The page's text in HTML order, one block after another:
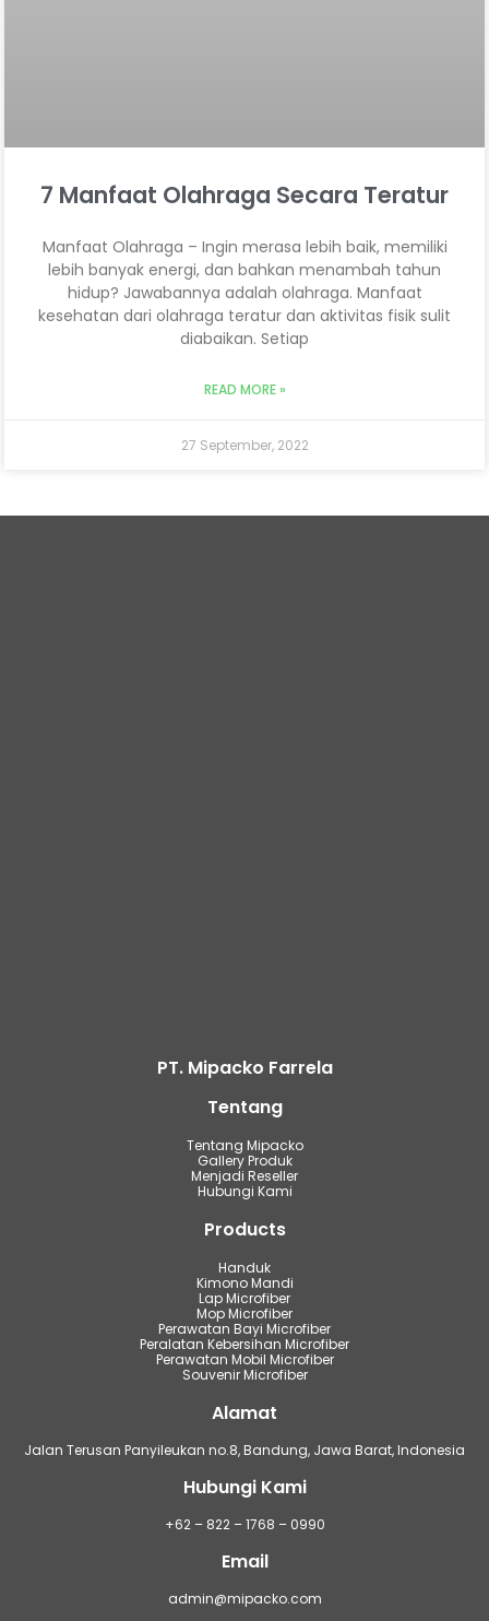
7 Manfaat Olahraga Secara Teratur
Manfaat Olahraga – Ingin merasa lebih baik, memiliki
lebih banyak energi, dan bahkan menambah tahun
hidup? Jawabannya adalah olahraga. Manfaat
kesehatan dari olahraga teratur dan aktivitas fisik sulit
diabaikan. Setiap
READ MORE »
27 September, 2022
PT. Mipacko Farrela
Tentang
Tentang Mipacko
Gallery Produk
Menjadi Reseller
Hubungi Kami
Products
Handuk
Kimono Mandi
Lap Microfiber
Mop Microfiber
Perawatan Bayi Microfiber
Peralatan Kebersihan Microfiber
Perawatan Mobil Microfiber
Souvenir Microfiber
Alamat
Jalan Terusan Panyileukan no.8, Bandung, Jawa Barat, Indonesia
Hubungi Kami
+62 – 822 – 1768 – 0990
Email
admin@mipacko.com